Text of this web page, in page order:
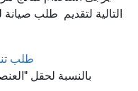
التالية لتقديم طلب صيانة
طلب
بالنسبة لحقل